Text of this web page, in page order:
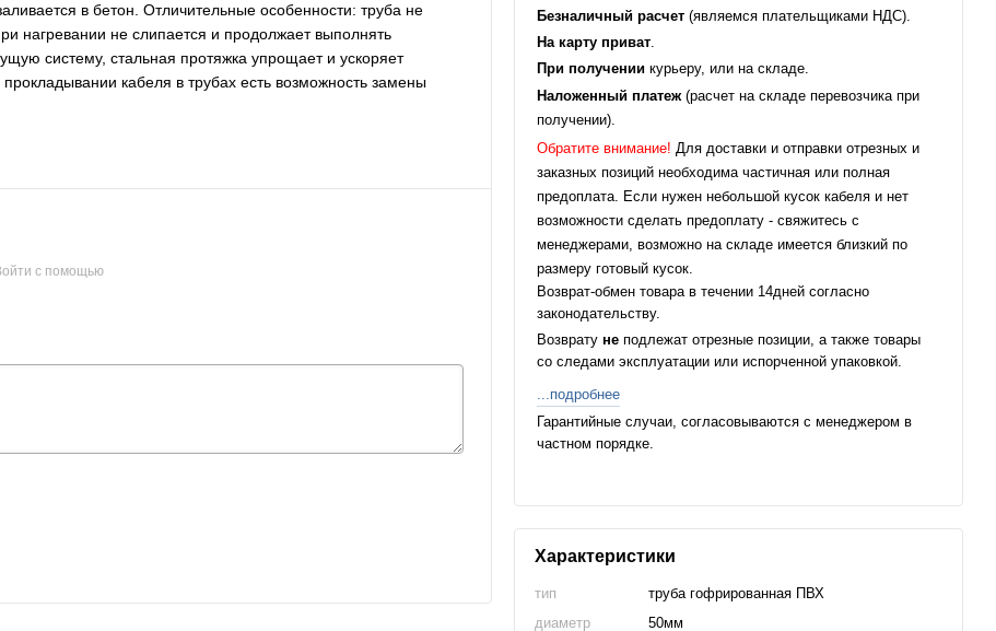
в бетон. Отличительные особенности: труба не
нагревании не слипается и продолжает выполнять
систему, стальная протяжка упрощает и ускоряет
кабеля в трубах есть возможность замены
с помощью
Безналичный расчет (являемся плательщиками НДС).
На карту приват.
При получении курьеру, или на складе.
Наложенный платеж(расчет на складе перевозчика при
получении).
Обратите внимание! Для доставки и отправки отрезных и
заказных позиций необходима частичная или полная
предоплата. Если нужен небольшой кусок кабеля и нет
возможности сделать предоплату - свяжитесь с
менеджерами, возможно на складе имеется близкий по
размеру готовый кусок.
Возврат-обмен товара в течении 14дней согласно
законодательству.
Возвратуне подлежат отрезные позиции, а также товары
со следами эксплуатации или испорченной упаковкой.
...подробнее
Гарантийные случаи, согласовываются с менеджером в
частном порядке.
Характеристики
тип
труба гофрированная ПВХ
диаметр
50мм